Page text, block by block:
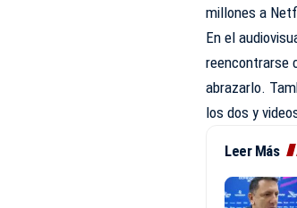
millones a
En el
reencontrarse
abrazarlo.
los dos y
Leer Más